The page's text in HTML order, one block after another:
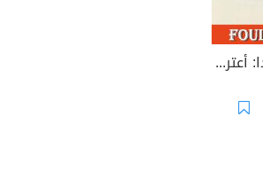
مذكرات بابلو نيرودا: أعترف بأنني قد عشت